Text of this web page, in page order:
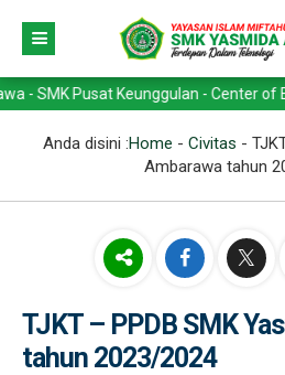
Pusat Keunggulan - Center of
Anda disini :Home - Civitas -
Ambarawa tahun
TJKT – PPDB SMK
tahun 2023/2024